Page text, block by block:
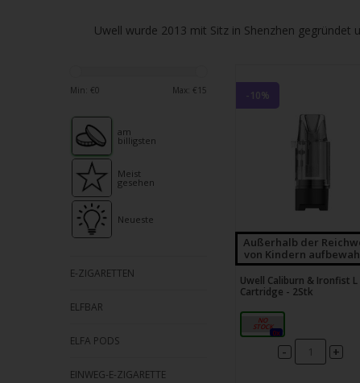
von
und
Uwell wurde 2013 mit Sitz in Shenzhen gegründet
Min: €0 Max: € 15
am
billigsten
Meist
gesehen
Neueste
E-ZIGARETTEN
ELFBAR
ELFA PODS
EINWEG-E-ZIGARETTE
-10%
Außerhalb der
von Kindern
Uwell Caliburn & Ironfist L
Cartridge - 2Stk
2.5ml
0x
- +